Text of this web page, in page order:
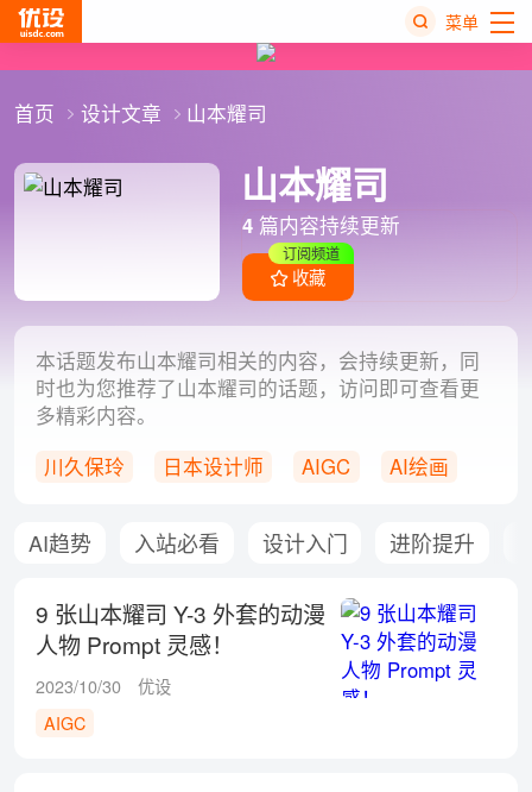
菜单
首页 设计文章 山本耀司
山本耀司
4 篇内容持续更新
收藏
订阅频道
本话题发布山本耀司相关的内容，会持续更新，同
时也为您推荐了山本耀司的话题，访问即可查看更
多精彩内容。
川久保玲
日本设计师 AIGC
AI绘画
AI趋势 入站必看 设计入门 进阶提升
9 张山本耀司 Y-3 外套的动漫
人物 Prompt 灵感！
2023/10/30
优设
AIGC